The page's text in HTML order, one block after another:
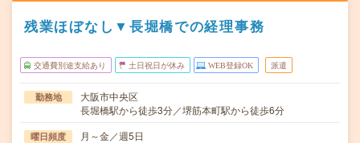
残業ほぼなし▼長堀橋での経理事務
交通費別途支給あり 土日祝日が休み WEB登録OK 派遣
勤務地
大阪市中央区
長堀橋駅から徒歩3分／堺筋本町駅から徒歩6分
曜日頻度 月～金／週5日